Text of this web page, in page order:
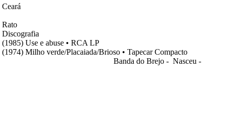
Ceará
Rato
Discografia
(1985) Use e abuse • RCA LP
(1974) Milho verde/Placaiada/Brioso • Tapecar Compacto
Banda do Brejo - Nasceu -